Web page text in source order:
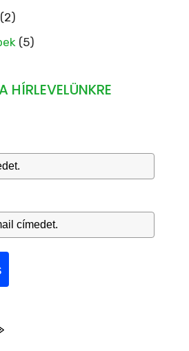
(2)
(5)
HÍRLEVELÜNKRE